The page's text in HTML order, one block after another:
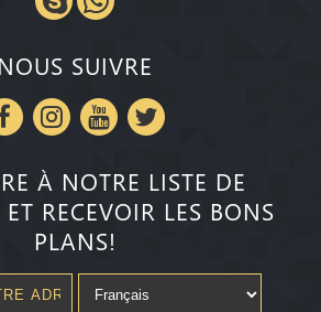
NOUS SUIVRE
À NOTRE LISTE DE
RECEVOIR LES BONS
PLANS!